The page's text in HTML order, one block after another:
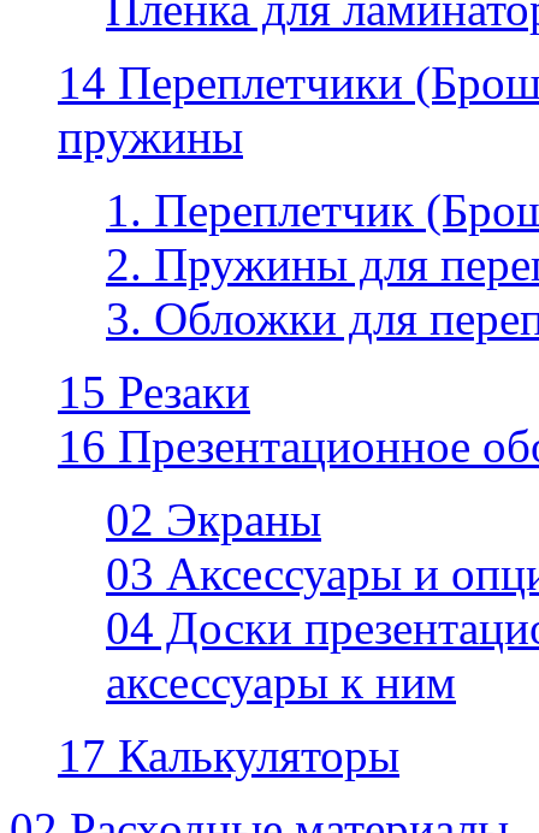
14 Переплетчики
пружины
1. Переплетчик
2. Пружины для
3. Обложки для
15 Резаки
16 Презентационное
02 Экраны
03 Аксессуары и
04 Доски
аксессуары к ним
17 Калькуляторы